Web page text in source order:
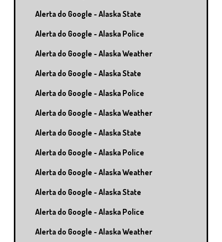
Alerta do Google - Alaska State
Alerta do Google - Alaska Police
Alerta do Google - Alaska Weather
Alerta do Google - Alaska State
Alerta do Google - Alaska Police
Alerta do Google - Alaska Weather
Alerta do Google - Alaska State
Alerta do Google - Alaska Police
Alerta do Google - Alaska Weather
Alerta do Google - Alaska State
Alerta do Google - Alaska Police
Alerta do Google - Alaska Weather